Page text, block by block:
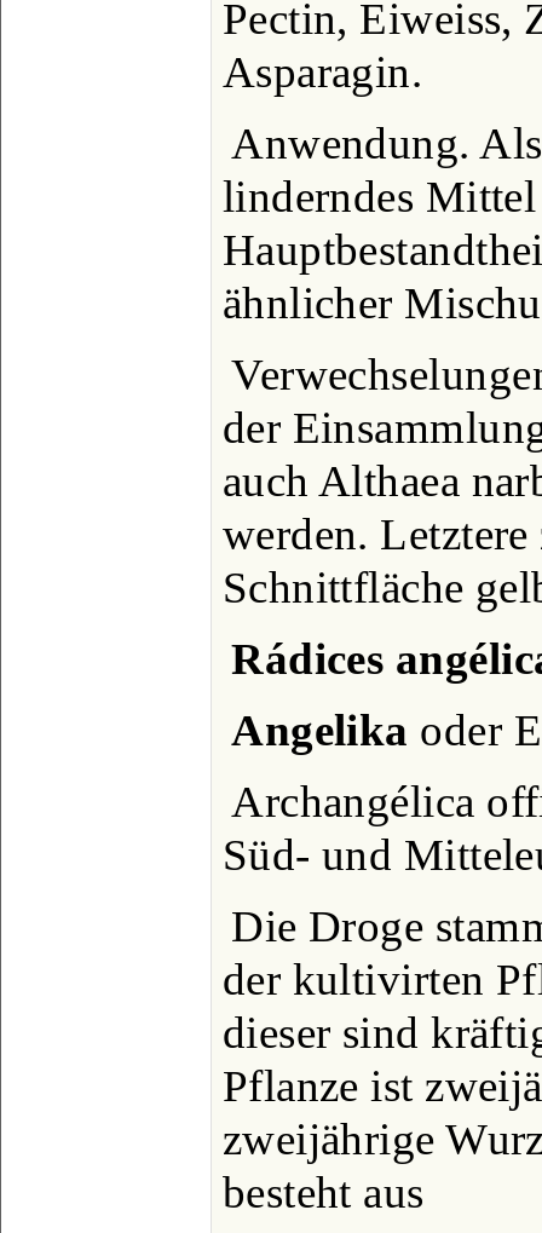
Pectin, Eiweiss,
Asparagin.
Anwendung.
linderndes
ähnlicher
der
auch Althaea
werden.
Schnittfläche
Rádices
Angelika oder
Archangélica
Süd- und
Die Droge
der kultivirten
dieser sind
Pflanze ist
zweijährige
besteht aus